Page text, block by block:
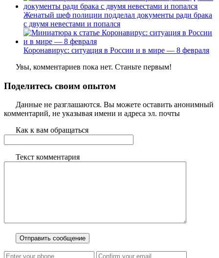
Женатый шеф полиции подделал документы ради брака
с двумя невестами и попался
Коронавирус: ситуация в России и в мире — 8 февраля
Увы, комментариев пока нет. Станьте первым!
Поделитесь своим опытом
Данные не разглашаются. Вы можете оставить анонимный
комментарий, не указывая имени и адреса эл. почты
Как к вам обращаться
Текст комментария